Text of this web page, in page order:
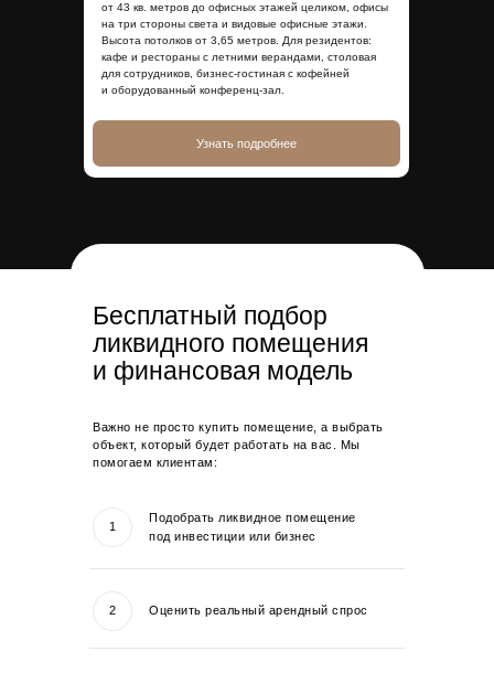
от 43 кв. метров до офисных этажей целиком, офисы
на три стороны света и видовые офисные этажи.
Высота потолков от 3,65 метров. Для резидентов:
кафе и рестораны с летними верандами, столовая
для сотрудников, бизнес-гостиная с кофейней
и оборудованный конференц-зал.
Узнать подробнее
Важно не просто купить помещение, а выбрать
объект, который будет работать на вас. Мы
помогаем клиентам:
Подобрать ликвидное помещение
под инвестиции или бизнес
1
Оценить реальный арендный спрос
2
Бесплатный подбор
ликвидного помещения
и финансовая модель